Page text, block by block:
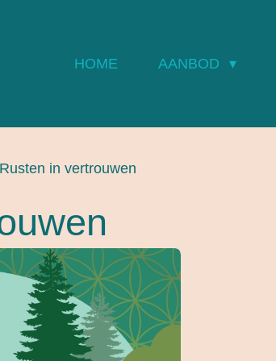
HOME AANBOD
Rusten in vertrouwen